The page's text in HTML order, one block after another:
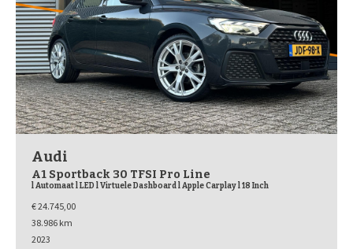
Audi
A1 Sportback 30 TFSI Pro Line
l Automaat l LED l Virtuele Dashboard l Apple Carplay l 18 Inch
€ 24.745,00
38.986 km
2023